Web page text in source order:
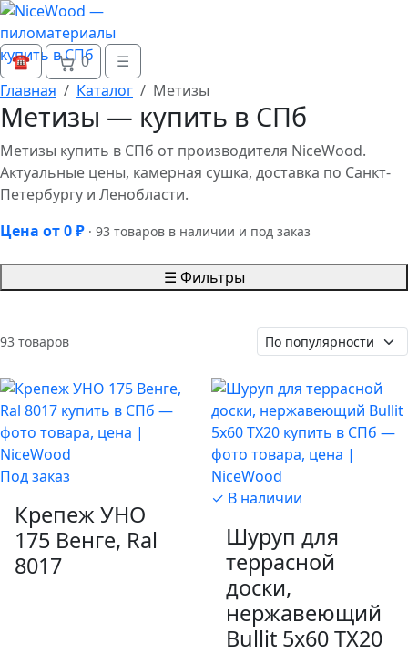
☎ 0
☰
Главная
Каталог Метизы
Метизы — купить в СПб
Метизы купить в СПб от производителя NiceWood.
Актуальные цены, камерная сушка, доставка по Санкт-
Петербургу и Ленобласти.
Цена от 0 ₽ · 93 товаров в наличии и под заказ
☰ Фильтры
93 товаров
Под заказ
Крепеж УНО
175 Венге, Ral
8017
✓ В наличии
Шуруп для
террасной
доски,
нержавеющий
Bullit 5х60 TX20